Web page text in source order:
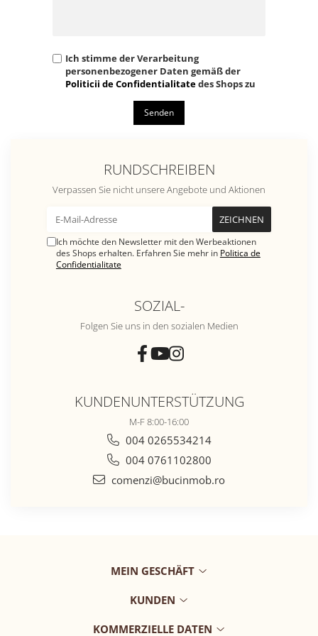
Ich stimme der Verarbeitung
personenbezogener Daten gemäß der
Politicii de Confidentialitatedes Shops zu
Senden
RUNDSCHREIBEN
Verpassen Sie nicht unsere Angebote und Aktionen
Ich möchte den Newsletter mit den Werbeaktionen
des Shops erhalten. Erfahren Sie mehr in Politica de
Confidentialitate
SOZIAL-
Folgen Sie uns in den sozialen Medien
KUNDENUNTERSTÜTZUNG
M-F 8:00-16:00
004 0265534214
004 0761102800
comenzi@bucinmob.ro
MEIN GESCHÄFT
KUNDEN
KOMMERZIELLE DATEN